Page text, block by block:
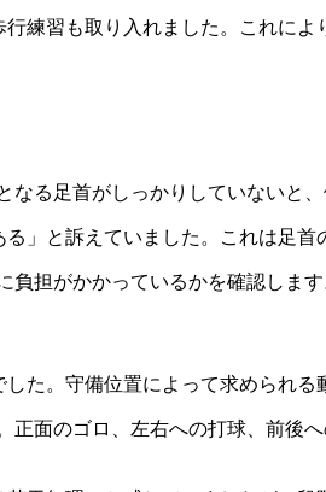
練習も取り入れました。これに
る足首がしっかりしていないと
」と訴えていました。これは足
担がかかっているかを確認しま
た。守備位置によって求められ
面のゴロ、左右への打球、前